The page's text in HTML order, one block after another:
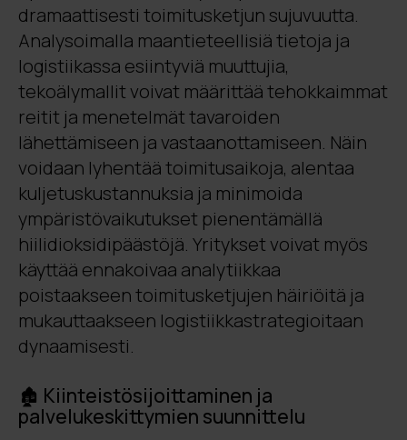
dramaattisesti toimitusketjun sujuvuutta.
Analysoimalla maantieteellisiä tietoja ja
logistiikassa esiintyviä muuttujia,
tekoälymallit voivat määrittää tehokkaimmat
reitit ja menetelmät tavaroiden
lähettämiseen ja vastaanottamiseen. Näin
voidaan lyhentää toimitusaikoja, alentaa
kuljetuskustannuksia ja minimoida
ympäristövaikutukset pienentämällä
hiilidioksidipäästöjä. Yritykset voivat myös
käyttää ennakoivaa analytiikkaa
poistaakseen toimitusketjujen häiriöitä ja
mukauttaakseen logistiikkastrategioitaan
dynaamisesti.
🏚️ Kiinteistösijoittaminen ja
palvelukeskittymien suunnittelu